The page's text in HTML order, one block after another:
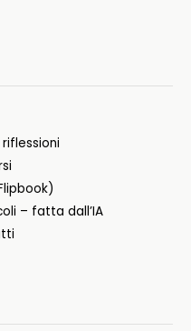
– fatta dall’IA